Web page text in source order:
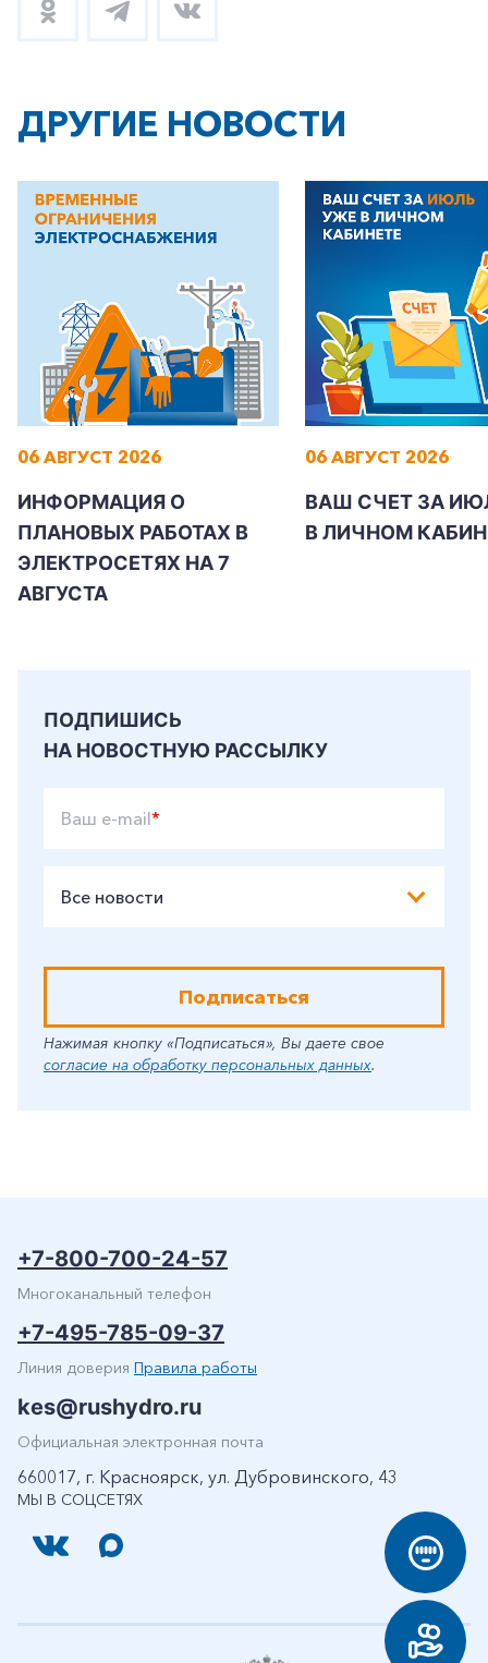
+7-800-700-24-57
Заказать обратный звонок
Частным клиентам
Корпоративным клиентам
ДРУГИЕ НОВОСТИ
06 АВГУСТ 2026
ИНФОРМАЦИЯ О
ПЛАНОВЫХ РАБОТАХ В
ЭЛЕКТРОСЕТЯХ НА 7
АВГУСТА
06 АВГУСТ 2026
ВАШ СЧЕТ ЗА
В ЛИЧНОМ
ПОДПИШИСЬ
НА НОВОСТНУЮ РАССЫЛКУ
Ваш e-mail*
Все новости
Подписаться
Нажимая кнопку «Подписаться», Вы даете свое
согласие на обработку персональных данных.
МЫ В СОЦСЕТЯХ
+7-800-700-24-57
Многоканальный телефон
+7-495-785-09-37
Линия доверия Правила работы
kes@rushydro.ru
Официальная электронная почта
660017, г. Красноярск, ул. Дубровинского, 43